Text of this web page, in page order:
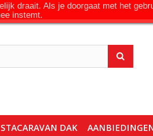
STACARAVAN DAK
draait. Als je doorgaat met het
instemt.